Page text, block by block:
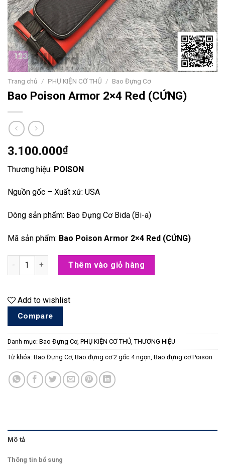
Trang chủ / PHỤ KIỆN CƠ THỦ / Bao Đựng Cơ
Bao Poison Armor 2×4 Red (CỨNG)
3.100.000₫
Thương hiệu: POISON
Nguồn gốc – Xuất xứ: USA
Dòng sản phẩm: Bao Đựng Cơ Bida (Bi-a)
Mã sản phẩm: Bao Poison Armor 2×4 Red (CỨNG)
Bao Poison Armor 2x4 Red (CỨNG) số lượng
Thêm vào giỏ hàng
Add to wishlist
Compare
Danh mục: Bao Đựng Cơ, PHỤ KIỆN CƠ THỦ, THƯƠNG HIỆU
Từ khóa: Bao Đựng Cơ, Bao đựng cơ 2 gốc 4 ngọn, Bao đựng cơ Poison
Mô tả
Thông tin bổ sung